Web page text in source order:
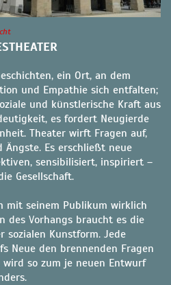
ein Ort, an dem
und Empathie sich entfalten;
und künstlerische Kraft aus
es fordert Neugierde
Theater wirft Fragen auf,
Es erschließt neue
sensibilisiert, inspiriert –
Gesellschaft.
mit seinem Publikum wirklich
des Vorhangs braucht es die
sozialen Kunstform. Jede
Neue den brennenden Fragen
so zum je neuen Entwurf